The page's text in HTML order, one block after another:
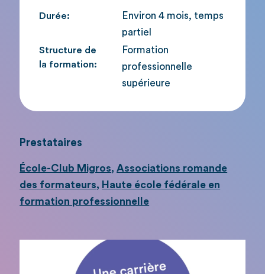
Durée:
Environ 4 mois, temps
partiel
Structure de
la formation:
Formation
professionnelle
supérieure
Prestataires
École-Club Migros,Associations romande
des formateurs, Haute école fédérale en
formation professionnelle